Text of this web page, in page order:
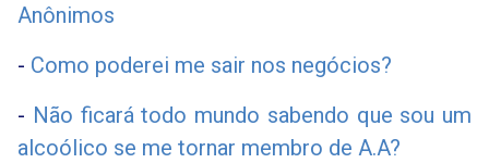
Anônimos
- Como poderei me sair nos negócios?
- Não ficará todo mundo sabendo que sou um
alcoólico se me tornar membro de A.A?